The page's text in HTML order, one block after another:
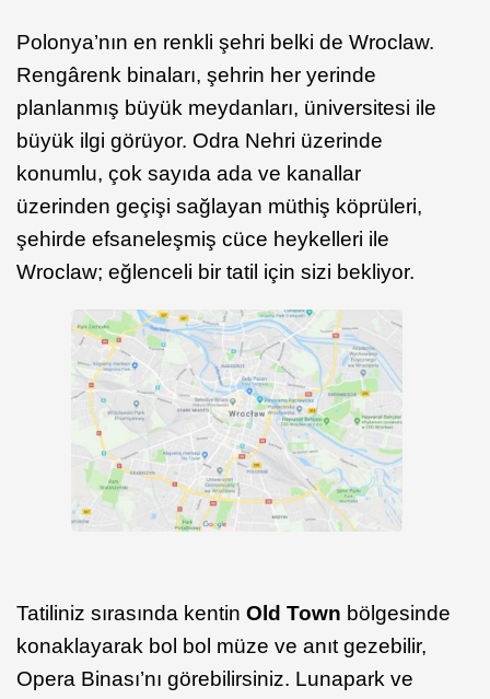
Polonya’nın en renkli şehri belki de Wroclaw.
Rengârenk binaları, şehrin her yerinde
planlanmış büyük meydanları, üniversitesi ile
büyük ilgi görüyor. Odra Nehri üzerinde
konumlu, çok sayıda ada ve kanallar
üzerinden geçişi sağlayan müthiş köprüleri,
şehirde efsaneleşmiş cüce heykelleri ile
Wroclaw; eğlenceli bir tatil için sizi bekliyor.
Tatiliniz sırasında kentin Old Town bölgesinde
konaklayarak bol bol müze ve anıt gezebilir,
Opera Binası’nı görebilirsiniz. Lunapark ve